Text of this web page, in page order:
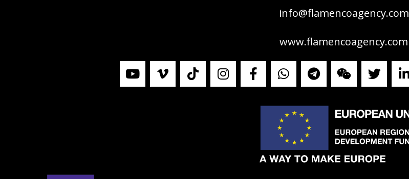
info@flamencoagency.com
www.flamencoagency.com